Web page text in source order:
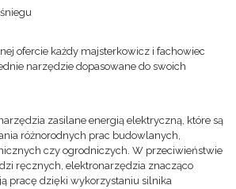
ofercie każdy majsterkowicz i fachowiec
narzędzie dopasowane do swoich
zasilane energią elektryczną, które są
różnorodnych prac budowlanych,
czy ogrodniczych. W przeciwieństwie
ręcznych, elektronarzędzia znacząco
pracę dzięki wykorzystaniu silnika